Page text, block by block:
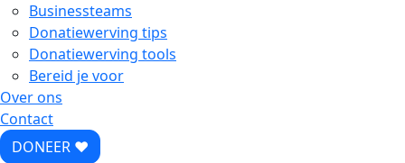
Businessteams
Donatiewerving tips
Donatiewerving tools
Bereid je voor
Over ons
Contact
DONEER ♥